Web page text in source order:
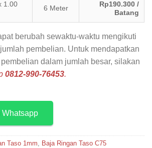
1.00
6 Meter
Rp190.300 /
Batang
berubah sewaktu-waktu mengikuti
pembelian. Untuk mendapatkan
dalam jumlah besar, silakan
0812-990-76453.
Whatsapp
Taso 1mm, Baja Ringan Taso C75